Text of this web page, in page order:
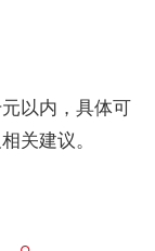
以内，具体可
关建议。